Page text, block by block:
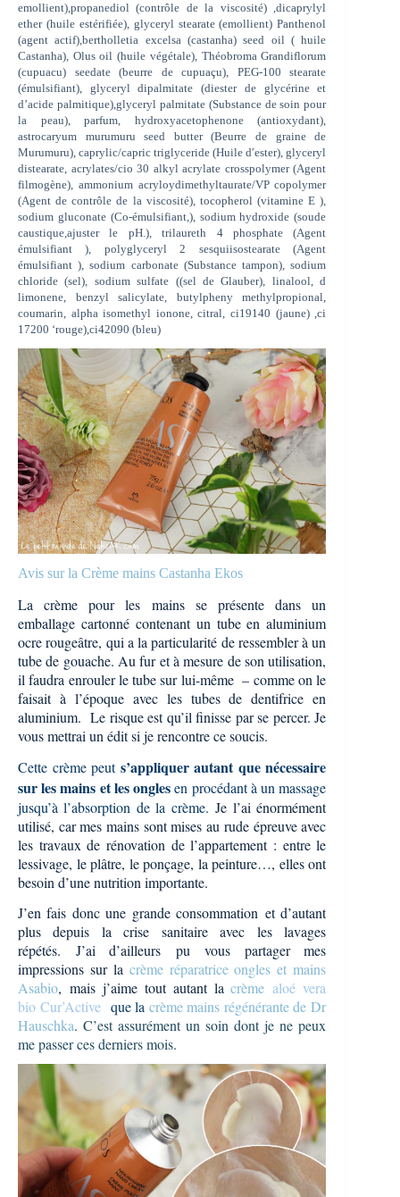
emollient),propanediol (contrôle de la viscosité) ,dicaprylyl
ether (huile estérifiée), glyceryl stearate (emollient) Panthenol
(agent actif),bertholletia excelsa (castanha) seed oil ( huile
Castanha), Olus oil (huile végétale), Théobroma Grandiflorum
(cupuacu) seedate (beurre de cupuaçu), PEG-100 stearate
(émulsifiant), glyceryl dipalmitate (diester de glycérine et
d’acide palmitique),glyceryl palmitate (Substance de soin pour
la peau), parfum, hydroxyacetophenone (antioxydant),
astrocaryum murumuru seed butter (Beurre de graine de
Murumuru), caprylic/capric triglyceride (Huile d′ester), glyceryl
distearate, acrylates/cio 30 alkyl acrylate crosspolymer (Agent
filmogène), ammonium acryloydimethyltaurate/VP copolymer
(Agent de contrôle de la viscosité), tocopherol (vitamine E ),
sodium gluconate (Co-émulsifiant,), sodium hydroxide (soude
caustique,ajuster le pH.), trilaureth 4 phosphate (Agent
émulsifiant ), polyglyceryl 2 sesquiisostearate (Agent
émulsifiant ), sodium carbonate (Substance tampon), sodium
chloride (sel), sodium sulfate ((sel de Glauber), linalool, d
limonene, benzyl salicylate, butylpheny methylpropional,
coumarin, alpha isomethyl ionone, citral, ci19140 (jaune) ,ci
17200 ‘rouge),ci42090 (bleu)
Avis sur la Crème mains Castanha Ekos
La crème pour les mains se présente dans un
emballage cartonné contenant un tube en aluminium
ocre rougeâtre, qui a la particularité de ressembler à un
tube de gouache. Au fur et à mesure de son utilisation,
il faudra enrouler le tube sur lui-même – comme on le
faisait à l’époque avec les tubes de dentifrice en
aluminium. Le risque est qu’il finisse par se percer. Je
vous mettrai un édit si je rencontre ce soucis.
Cette crème peut s’appliquer autant que nécessaire
sur les mains et les onglesen procédant à un massage
jusqu’à l’absorption de la crème.Je l’ai énormément
utilisé, car mes mains sont mises au rude épreuve avec
les travaux de rénovation de l’appartement : entre le
lessivage, le plâtre, le ponçage, la peinture…, elles ont
besoin d’une nutrition importante.
J’en fais donc une grande consommation et d’autant
plus depuis la crise sanitaire avec les lavages
répétés. J’ai d’ailleurspu vous partager mes
impressions sur la crème réparatrice ongles et mains
Asabio, mais j’aime tout autant la crèmealoé vera
bio Cur’Active que la crème mains régénérante deDr
Hauschka. C’est assurément un soin dont je ne peux
me passer ces derniers mois.